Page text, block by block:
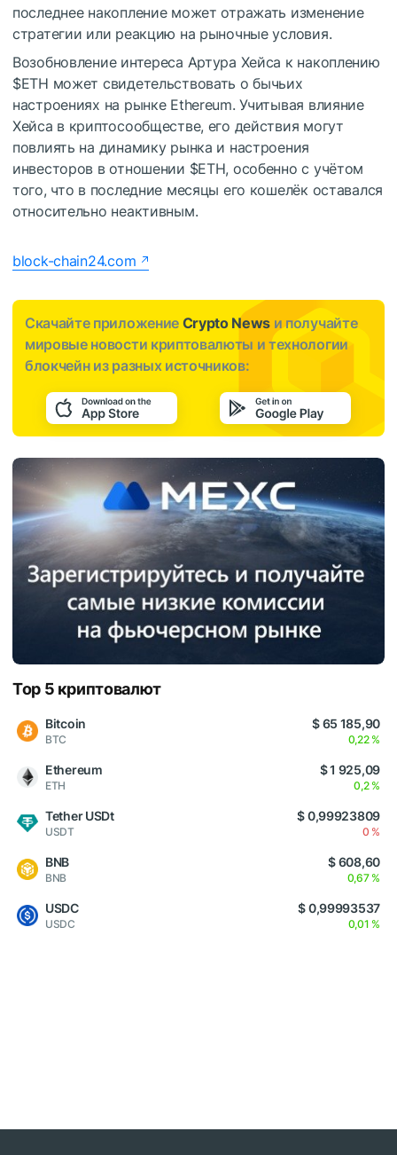
последнее накопление может отражать изменение
стратегии или реакцию на рыночные условия.
Возобновление интереса Артура Хейса к накоплению
$ETH может свидетельствовать о бычьих
настроениях на рынке Ethereum.Учитывая влияние
Хейса в криптосообществе, его действия могут
повлиять на динамику рынка и настроения
инвесторов в отношении $ETH, особенно с учётом
того, что в последние месяцы его кошелёк оставался
относительно неактивным.
block-chain24.com
Скачайте приложение Crypto News и получайте
мировые новости криптовалюты и технологии
блокчейн из разных источников:
Top 5 криптовалют
Bitcoin
BTC
$ 65 185,90
0,22 %
Ethereum
ETH
$ 1 925,09
0,2 %
Tether USDt
USDT
$ 0,99923809
0 %
BNB
BNB
$ 608,60
0,67 %
USDC
USDC
$ 0,99993537
0,01 %